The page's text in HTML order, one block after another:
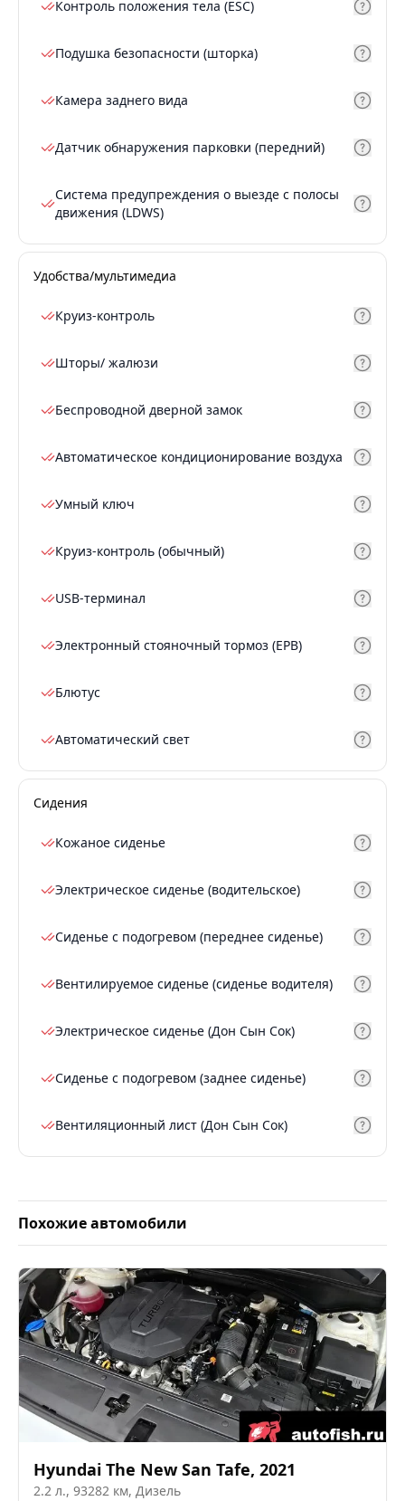
Контроль положения тела (ESC)
Подушка безопасности (шторка)
Камера заднего вида
Датчик обнаружения парковки (передний)
Система предупреждения о выезде с полосы
движения (LDWS)
Удобства/мультимедиа
Круиз-контроль
Шторы/ жалюзи
Беспроводной дверной замок
Автоматическое кондиционирование воздуха
Умный ключ
Круиз-контроль (обычный)
USB-терминал
Электронный стояночный тормоз (EPB)
Блютус
Автоматический свет
Сидения
Кожаное сиденье
Электрическое сиденье (водительское)
Сиденье с подогревом (переднее сиденье)
Вентилируемое сиденье (сиденье водителя)
Электрическое сиденье (Дон Сын Сок)
Сиденье с подогревом (заднее сиденье)
Вентиляционный лист (Дон Сын Сок)
Похожие автомобили
Hyundai The New San Tafe, 2021
2.2 л., 93282 км, Дизель